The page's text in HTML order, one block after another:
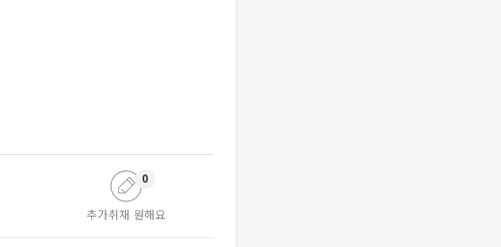
추가취재 원해요
0